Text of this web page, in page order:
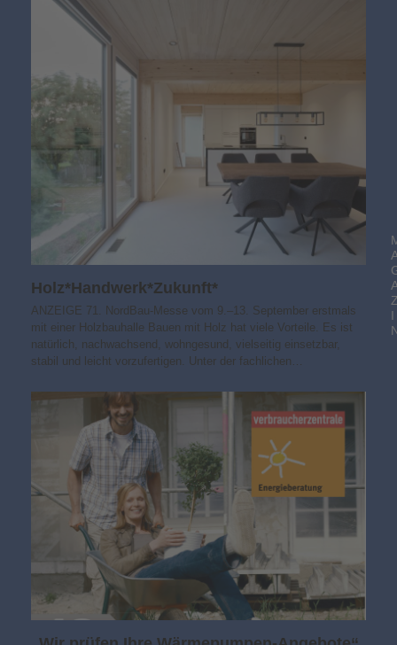
Holz*Handwerk*Zukunft*
ANZEIGE 71. NordBau-Messe vom 9.–13. September erstmals
mit einer Holzbauhalle Bauen mit Holz hat viele Vorteile. Es ist
natürlich, nachwachsend, wohngesund, vielseitig einsetzbar,
stabil und leicht vorzufertigen. Unter der fachlichen…
I